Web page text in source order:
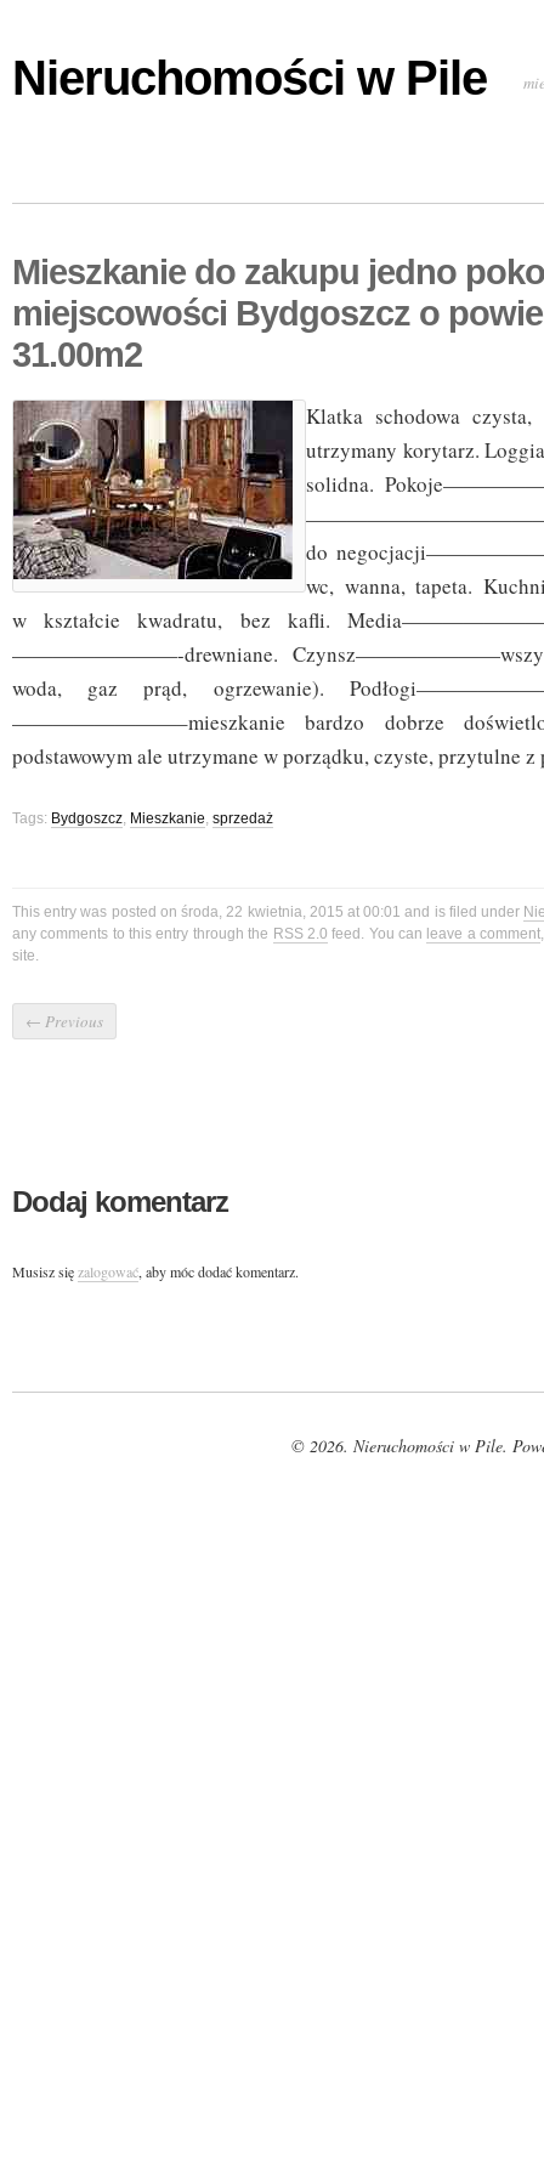
Nieruchomości w Pile
Mieszkanie do zakupu jedno
miejscowości Bydgoszcz o
31.00m2
Klatka schodowa
utrzymany korytarz.
solidna.
do
wc, wanna, tapeta.
w kształcie kwadratu, bez kafli.
————————-drewniane.
woda, gaz prąd, ogrzewanie).
————————–mieszkanie bardzo dobrze
podstawowym ale utrzymane w porządku, czyste, przytulne
Tags: Bydgoszcz, Mieszkanie, sprzedaż
This entry was posted on środa, 22 kwietnia, 2015 at 00:01 and is filed under
any comments to this entry through the RSS 2.0 feed. You can leave a comment
site.
← Previous
Dodaj komentarz
Musisz sięzalogować, aby móc dodać komentarz.
© 2026. Nieruchomości w Pile.